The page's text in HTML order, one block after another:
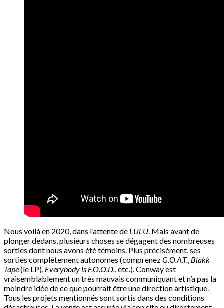
Nous voilà en 2020, dans l’attente de LULU. Mais avant de
plonger dedans, plusieurs choses se dégagent des nombreuses
sorties dont nous avons été témoins. Plus précisément, ses
sorties complètement autonomes (comprenezG.O.A.T., Blakk
Tape(le LP), Everybody is F.O.O.D., etc.). Conway est
vraisemblablement un très mauvais communiquant et n’a pas la
moindre idée de ce que pourrait être une direction artistique.
Tous les projets mentionnés sont sortis dans des conditions